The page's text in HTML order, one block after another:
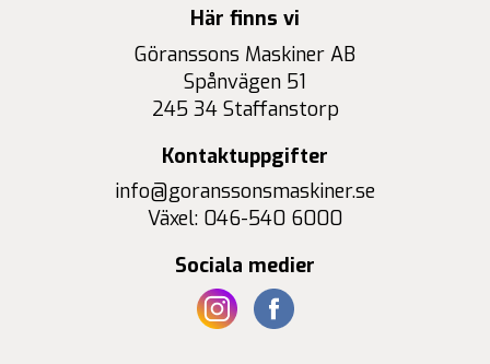
Här finns vi
Göranssons Maskiner AB
Spånvägen 51
245 34 Staffanstorp
Kontaktuppgifter
info@goranssonsmaskiner.se
Växel: 046-540 6000
Sociala medier